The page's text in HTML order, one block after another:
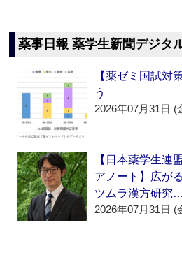
薬事日報 薬学生新聞デジタ
【薬ゼミ国試対
う
2026年07月31日 (
【日本薬学生連
アノート】広が
ツムラ漢方研究…
2026年07月31日 (